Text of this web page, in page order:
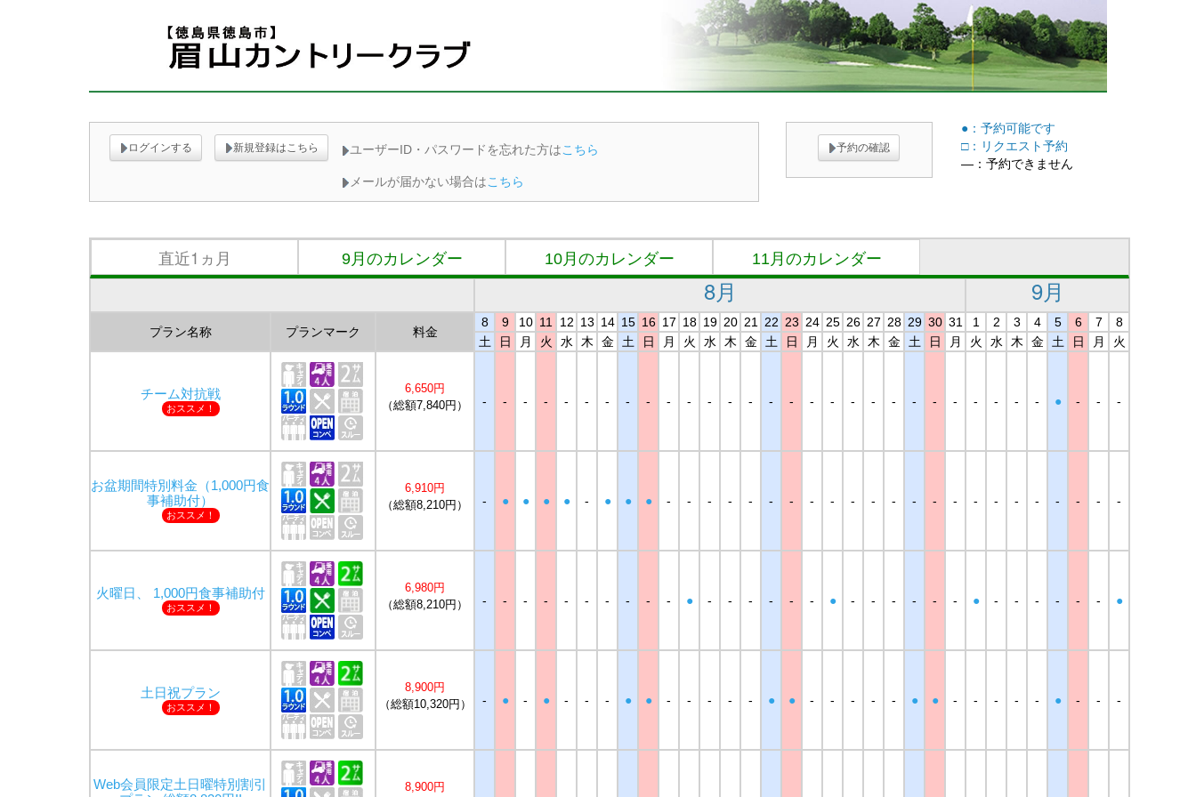
ログインする 新規登録はこちら ユーザーID・パスワードを忘れた方はこちら
メールが届かない場合はこちら
予約の確認
●：予約可能です
□：リクエスト予約
―：予約できません
直近1ヵ月 9月のカレンダー 10月のカレンダー 11月のカレンダー
8月 9月
プラン名称 プランマーク 料金
8 9 10 11 12 13 14 15 16 17 18 19 20 21 22 23 24 25 26 27 28 29 30 31 1 2 3 4 5 6 7
8
土
日 月 火 水 木 金 土 日 月 火 水 木 金 土 日 月 火 水 木 金 土 日 月 火 水 木 金 土 日 月 火
チーム対抗戦
おススメ！
6,650円
（総額7,840円）
- - - - - - - - - - - - - - - - - - - - - - - - - - - - ● - - -
お盆期間特別料金（1,000円食
事補助付）
おススメ！
6,910円
（総額8,210円）
- ● ● ● ● - ● ● ● - - - - - - - - - - - - - - - - - - - - - - -
火曜日、 1,000円食事補助付
おススメ！
6,980円
（総額8,210円）
- - - - - - - - - - ● - - - - - - ● - - - - - - ● - - - - - - ●
土日祝プラン
おススメ！
8,900円
（総額10,320円）
- ● - ● - - - ● ● - - - - - ● ● - - - - - ● ● - - - - - ● - - -
Web会員限定土日曜特別割引
8,900円